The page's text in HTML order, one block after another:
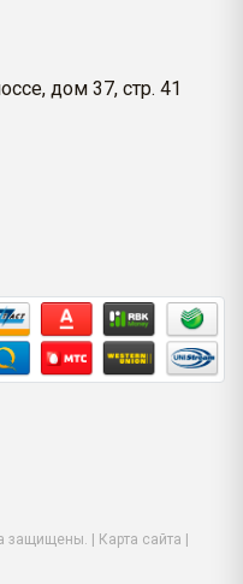
дом 37, стр. 41
защищены. | Карта сайта